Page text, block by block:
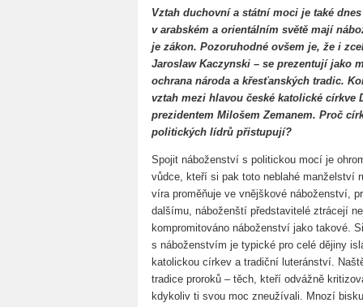
Vztah duchovní a státní moci je také
v arabském a orientálním světě mají
je zákon. Pozoruhodné ovšem je, že i
Jaroslaw Kaczynski – se prezentují jako
ochrana národa a křesťanských tradic.
vztah mezi hlavou české katolické církve
prezidentem Milošem Zemanem. Proč
politických lídrů přistupují?
Spojit náboženství s politickou mocí je
vůdce, kteří si pak toto neblahé manželství
víra proměňuje ve vnějškové náboženství,
dalšímu, náboženští představitelé ztrácejí
kompromitováno náboženství jako takové.
s náboženstvím je typické pro celé dějiny
katolickou církev a tradiční luteránství.
tradice proroků – těch, kteří odvážně
kdykoliv ti svou moc zneužívali. Mnozí